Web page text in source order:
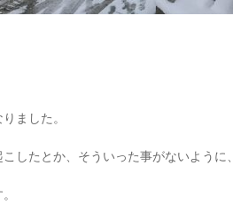
ました。
したとか、そういった事がないように、